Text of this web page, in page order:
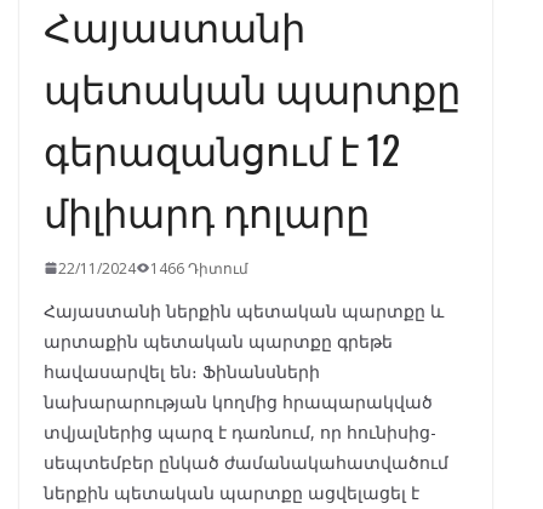
Հայաստանի
պետական պարտքը
գերազանցում է 12
միլիարդ դոլարը
22/11/2024 1466 Դիտում
Հայաստանի ներքին պետական պարտքը և
արտաքին պետական պարտքը գրեթե
հավասարվել են։ Ֆինանսների
նախարարության կողմից հրապարակված
տվյալներից պարզ է դառնում, որ հունիսից-
սեպտեմբեր ընկած ժամանակահատվածում
ներքին պետական պարտքը ացվելացել է